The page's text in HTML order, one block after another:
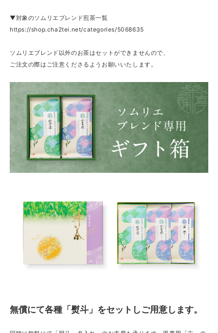
▼対象のソムリエブレンド煎茶一覧
https://shop.cha2tei.net/categories/5068635
ソムリエブレンド以外のお茶はセットができませんので、
ご注文の際はご注意くださるようお願いいたします。
無償にて各種「熨斗」をセットしご用意します。